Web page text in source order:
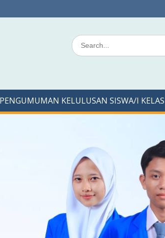
Search
for:
PENGUMUMAN KELULUSAN SISWA/I